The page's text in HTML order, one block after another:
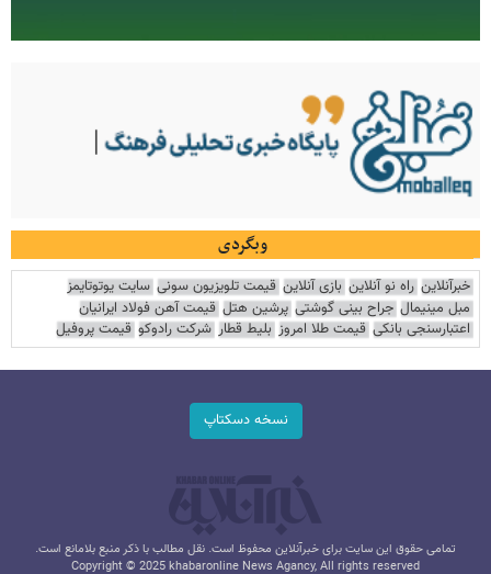
وبگردی
خبرآنلاین راه نو آنلاین بازی آنلاین قیمت تلویزیون سونی سایت یوتوتایمز
مبل مینیمال جراح بینی گوشتی پرشین هتل قیمت آهن فولاد ایرانیان
اعتبارسنجی بانکی قیمت طلا امروز بلیط قطار شرکت رادوکو قیمت پروفیل
نسخه دسکتاپ
تمامی حقوق این سایت برای خبرآنلاین محفوظ است. نقل مطالب با ذکر منبع بلامانع است.
Copyright © 2025 khabaronline News Agancy, All rights reserved